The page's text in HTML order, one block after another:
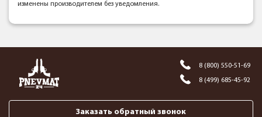
изменены производителем без уведомления.
8 (800) 550-51-69
8 (499) 685-45-92
Заказать обратный звонок